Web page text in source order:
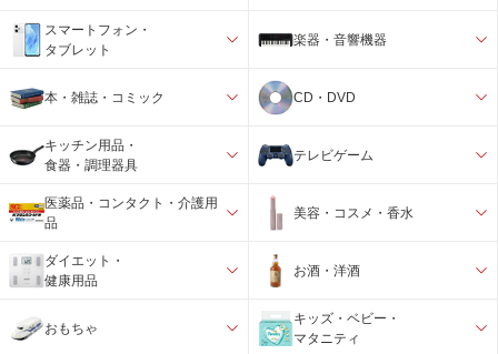
スマートフォン・
タブレット
楽器・音響機器
本・雑誌・コミック CD・DVD
キッチン用品・
食器・調理器具
テレビゲーム
医薬品・コンタクト・介護用
品
美容・コスメ・香水
ダイエット・
健康用品
お酒・洋酒
おもちゃ
キッズ・ベビー・
マタニティ